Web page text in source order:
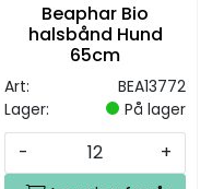
Beaphar Bio
halsbånd Hund
65cm
Art:
BEA13772
Lager:
På lager
-
+